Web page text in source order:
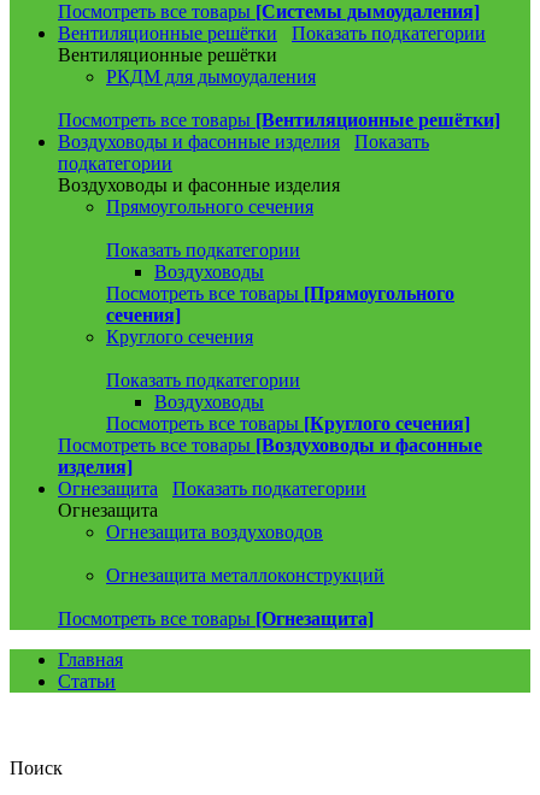
Посмотреть все товары [Системы дымоудаления]
Вентиляционные решётки
Показать подкатегории
Вентиляционные решётки
РКДМ для дымоудаления
Посмотреть все товары [Вентиляционные решётки]
Воздуховоды и фасонные изделия
Показать
подкатегории
Воздуховоды и фасонные изделия
Прямоугольного сечения
Показать подкатегории
Воздуховоды
Посмотреть все товары [Прямоугольного
сечения]
Круглого сечения
Показать подкатегории
Воздуховоды
Посмотреть все товары [Круглого сечения]
Посмотреть все товары [Воздуховоды и фасонные
изделия]
Огнезащита
Показать подкатегории
Огнезащита
Огнезащита воздуховодов
Огнезащита металлоконструкций
Посмотреть все товары [Огнезащита]
Главная
Статьи
Поиск